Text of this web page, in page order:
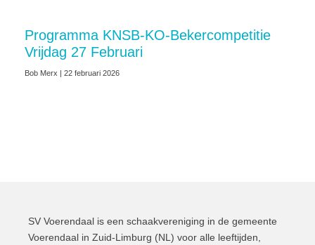
Programma KNSB-KO-Bekercompetitie
Vrijdag 27 Februari
Bob Merx 22 februari 2026
SV Voerendaal is een schaakvereniging in de gemeente
Voerendaal in Zuid-Limburg (NL) voor alle leeftijden,